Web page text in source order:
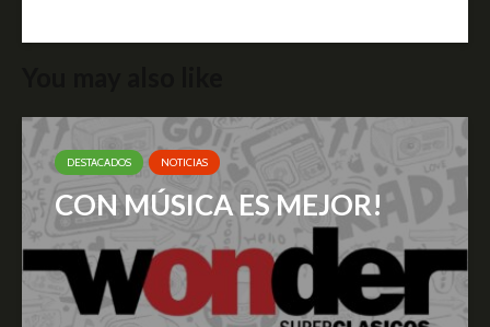
DESTACADOS NOTICIAS
CON MÚSICA ES MEJOR!